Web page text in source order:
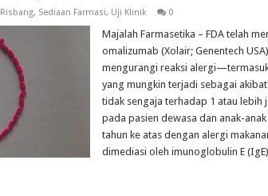
Risbang, Sediaan Farmasi, Uji Klinik 0
Majalah Farmasetika – FDA telah
omalizumab (Xolair; Genentech
mengurangi reaksi
yang mungkin terjadi sebagai
tidak sengaja terhadap 1 atau lebih
pada pasien dewasa dan anak-
tahun ke atas dengan alergi
dimediasi oleh imunoglobulin E